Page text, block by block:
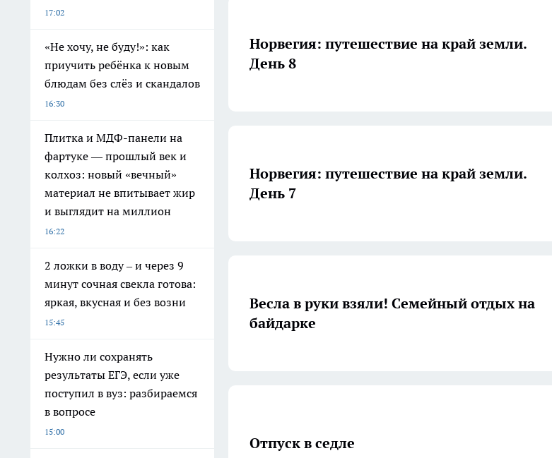
17:02
«Не хочу, не буду!»: как
приучить ребёнка к новым
блюдам без слёз и скандалов
16:30
Плитка и МДФ-панели на
фартуке — прошлый век и
колхоз: новый «вечный»
материал не впитывает жир
и выглядит на миллион
16:22
2 ложки в воду – и через 9
минут сочная свекла готова:
яркая, вкусная и без возни
15:45
Нужно ли сохранять
результаты ЕГЭ, если уже
поступил в вуз: разбираемся
в вопросе
15:00
Норвегия: путешествие на край земли.
День 8
Норвегия: путешествие на край земли.
День 7
Весла в руки взяли! Семейный отдых на
байдарке
Отпуск в седле